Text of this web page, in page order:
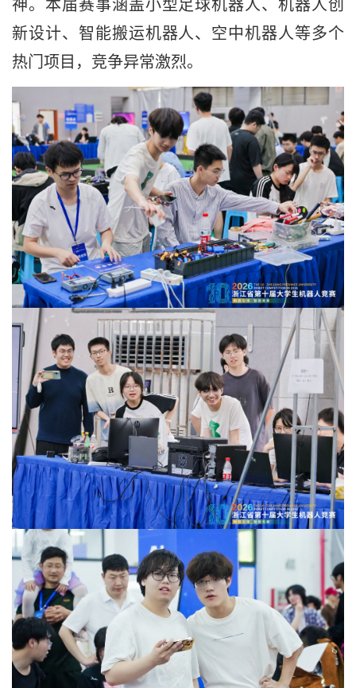
神。本届赛事涵盖小型足球机器人、机器人创
新设计、智能搬运机器人、空中机器人等多个
热门项目，竞争异常激烈。